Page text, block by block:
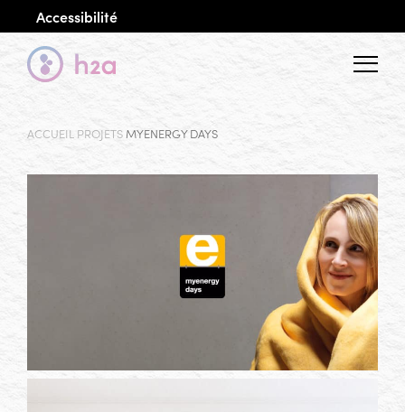
Accessibilité
Menu
ACCUEIL PROJETSMYENERGY DAYS